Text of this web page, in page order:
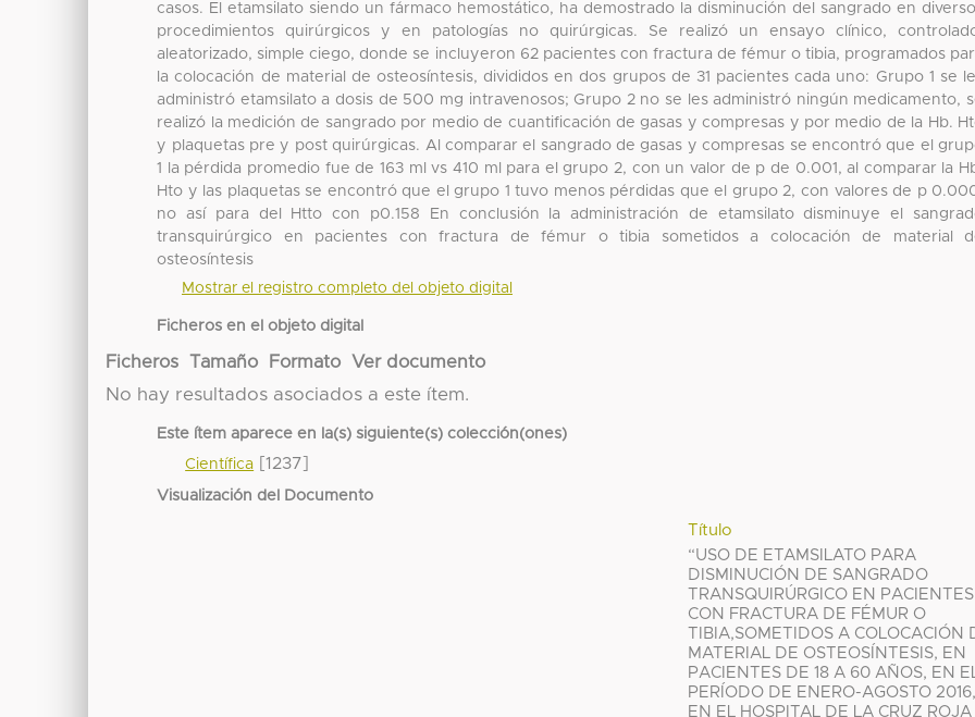
casos. El etamsilato siendo un fármaco hemostático, ha demostrado la disminución del sangrado en
procedimientos quirúrgicos y en patologías no quirúrgicas. Se realizó un ensayo clínico,
aleatorizado, simple ciego, donde se incluyeron 62 pacientes con fractura de fémur o tibia, programados
la colocación de material de osteosíntesis, divididos en dos grupos de 31 pacientes cada uno: Grupo 1 se
administró etamsilato a dosis de 500 mg intravenosos; Grupo 2 no se les administró ningún medicamento,
realizó la medición de sangrado por medio de cuantificación de gasas y compresas y por medio de la Hb.
y plaquetas pre y post quirúrgicas. Al comparar el sangrado de gasas y compresas se encontró que el
1 la pérdida promedio fue de 163 ml vs 410 ml para el grupo 2, con un valor de p de 0.001, al comparar la
Hto y las plaquetas se encontró que el grupo 1 tuvo menos pérdidas que el grupo 2, con valores de p
no así para del Htto con p0.158 En conclusión la administración de etamsilato disminuye el
transquirúrgico en pacientes con fractura de fémur o tibia sometidos a colocación de material
osteosíntesis
Mostrar el registro completo del objeto digital
Ficheros en el objeto digital
Ficheros Tamaño Formato
Ver documento
No hay resultados asociados a este ítem.
Este ítem aparece en la(s) siguiente(s) colección(ones)
Científica [1237]
Visualización del Documento
Título
“USO DE ETAMSILATO PARA
DISMINUCIÓN DE SANGRADO
TRANSQUIRÚRGICO EN PACIENTES
CON FRACTURA DE FÉMUR O
TIBIA,SOMETIDOS A COLOCACIÓN
MATERIAL DE OSTEOSÍNTESIS, EN
PACIENTES DE 18 A 60 AÑOS, EN
PERÍODO DE ENERO-AGOSTO 2016,
EN EL HOSPITAL DE LA CRUZ ROJA